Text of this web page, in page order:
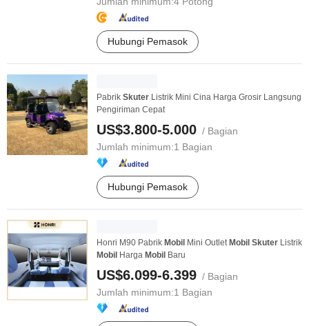
Hubungi Pemasok
Pabrik Skuter Listrik Mini Cina Harga Grosir Langsung
Pengiriman Cepat
US$3.800-5.000 / Bagian
Jumlah minimum:1 Bagian
Hubungi Pemasok
Honri M90 Pabrik Mobil Mini Outlet Mobil Skuter Listrik
Mobil Harga Mobil Baru
US$6.099-6.399 / Bagian
Jumlah minimum:1 Bagian